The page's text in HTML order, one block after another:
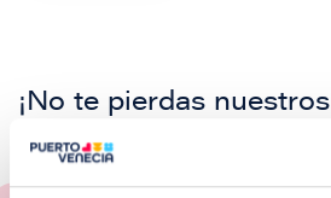
¡No te pierdas nuestros
EVENTOS!
Ver todos >